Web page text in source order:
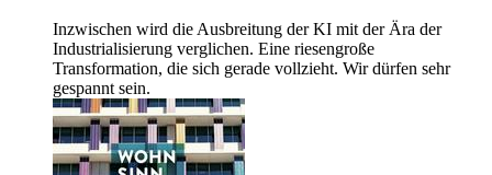
Inzwischen wird die Ausbreitung der KI mit der Ära der
Industrialisierung verglichen. Eine riesengroße
Transformation, die sich gerade vollzieht. Wir dürfen sehr
gespannt sein.